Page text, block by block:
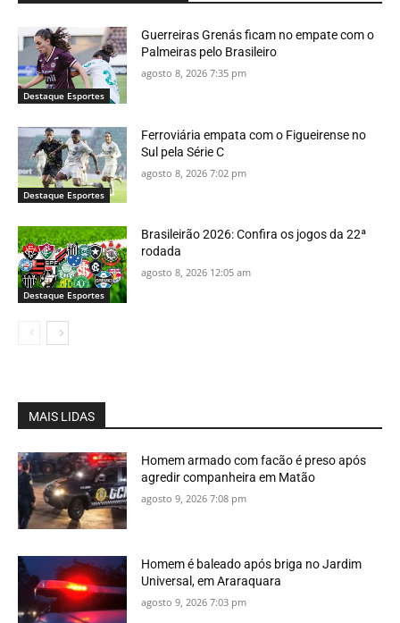
Destaque Esportes
Guerreiras Grenás ficam no empate com o
Palmeiras pelo Brasileiro
agosto 8, 2026 7:35 pm
Destaque Esportes
Ferroviária empata com o Figueirense no
Sul pela Série C
agosto 8, 2026 7:02 pm
Destaque Esportes
Brasileirão 2026: Confira os jogos da 22ª
rodada
agosto 8, 2026 12:05 am
MAIS LIDAS
Homem armado com facão é preso após
agredir companheira em Matão
agosto 9, 2026 7:08 pm
Homem é baleado após briga no Jardim
Universal, em Araraquara
agosto 9, 2026 7:03 pm